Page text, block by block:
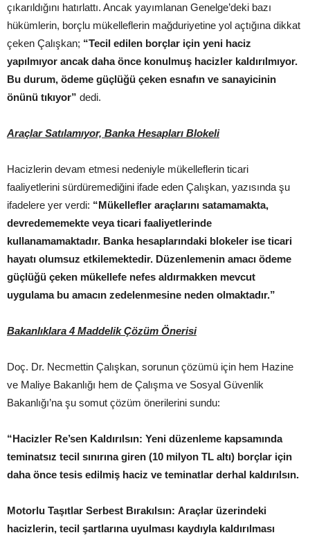
çıkarıldığını hatırlattı. Ancak yayımlanan Genelge’deki bazı
hükümlerin, borçlu mükelleflerin mağduriyetine yol açtığına dikkat
çeken Çalışkan; “Tecil edilen borçlar için yeni haciz
yapılmıyor ancak daha önce konulmuş hacizler kaldırılmıyor.
Bu durum, ödeme güçlüğü çeken esnafın ve sanayicinin
önünü tıkıyor” dedi.
Araçlar Satılamıyor, Banka Hesapları Blokeli
Hacizlerin devam etmesi nedeniyle mükelleflerin ticari
faaliyetlerini sürdüremediğini ifade eden Çalışkan, yazısında şu
ifadelere yer verdi: “Mükellefler araçlarını satamamakta,
devredememekte veya ticari faaliyetlerinde
kullanamamaktadır. Banka hesaplarındaki blokeler ise ticari
hayatı olumsuz etkilemektedir. Düzenlemenin amacı ödeme
güçlüğü çeken mükellefe nefes aldırmakken mevcut
uygulama bu amacın zedelenmesine neden olmaktadır.”
Bakanlıklara 4 Maddelik Çözüm Önerisi
Doç. Dr. Necmettin Çalışkan, sorunun çözümü için hem Hazine
ve Maliye Bakanlığı hem de Çalışma ve Sosyal Güvenlik
Bakanlığı’na şu somut çözüm önerilerini sundu:
“Hacizler Re’sen Kaldırılsın: Yeni düzenleme kapsamında
teminatsız tecil sınırına giren (10 milyon TL altı) borçlar için
daha önce tesis edilmiş haciz ve teminatlar derhal kaldırılsın.
Motorlu Taşıtlar Serbest Bırakılsın: Araçlar üzerindeki
hacizlerin, tecil şartlarına uyulması kaydıyla kaldırılması